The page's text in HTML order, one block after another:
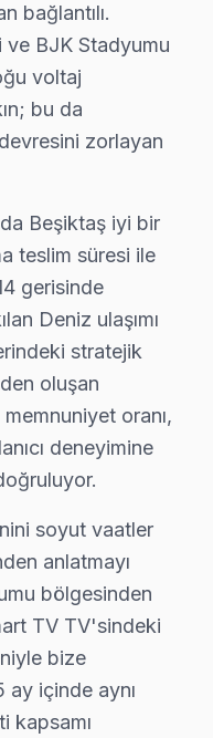
Servisi
Servisi
sahip
ekran kullananlar,
Servisi
öne
bilinir. Bu durum,
Servisi
nem seviyeleriyle
Servisi
öne
bağlantılı.
ve BJK Stadyumu
voltaj
bu da
zorlayan
Beşiktaş iyi bir
teslim süresi ile
gerisinde
Deniz ulaşımı
stratejik
oluşan
oranı,
deneyimine
soyut vaatler
anlatmayı
bölgesinden
TV TV'sindeki
bize
ay içinde aynı
kapsamı